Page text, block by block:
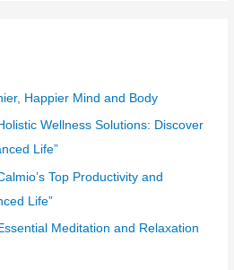
Happier Mind and Body
Wellness Solutions: Discover
Life”
Top Productivity and
Life”
Meditation and Relaxation